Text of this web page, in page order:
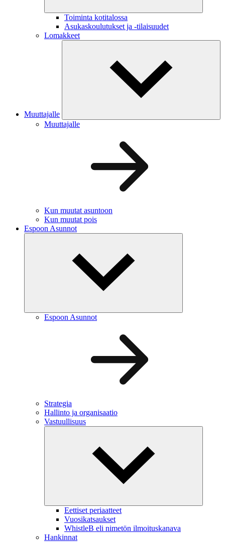
Toiminta kotitalossa
Asukaskoulutukset ja -tilaisuudet
Lomakkeet
Muuttajalle
Muuttajalle
Kun muutat asuntoon
Kun muutat pois
Espoon Asunnot
Espoon Asunnot
Strategia
Hallinto ja organisaatio
Vastuullisuus
Eettiset periaatteet
Vuosikatsaukset
WhistleB eli nimetön ilmoituskanava
Hankinnat